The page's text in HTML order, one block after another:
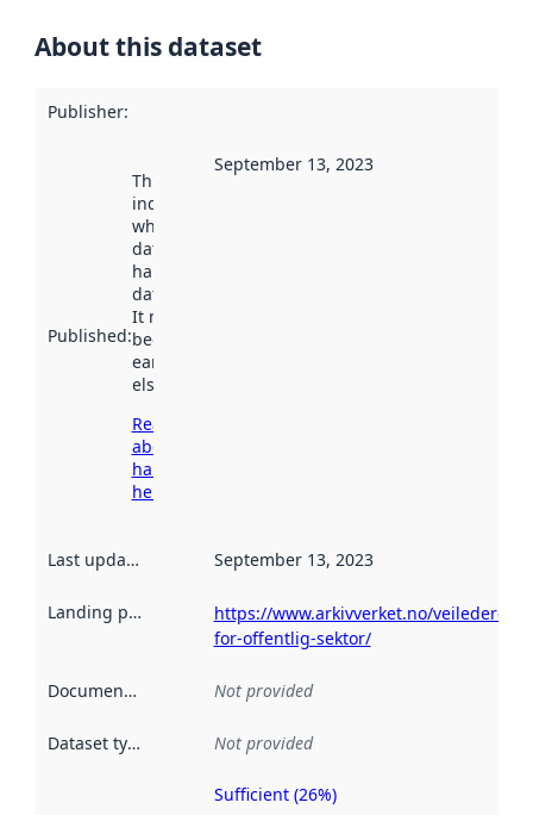
About this dataset
Publisher:
Published:
This date
indicates
when the
dataset was
harvested by
data.norge.no.
It may have
been available
earlier
elsewhere.
Read more
about
harvesting
here
September 13, 2023
Last updated September 13, 2023
Landing page
https://www.arkivverket.no/veiledere-
for-offentlig-sektor/
Documentation Not provided
Dataset type Not provided
Sufficient (26%)